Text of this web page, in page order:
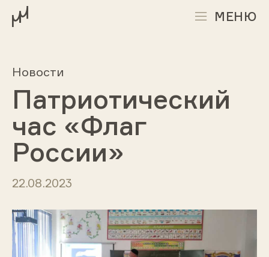
МЕНЮ
Новости
Патриотический
час «Флаг
России»
22.08.2023